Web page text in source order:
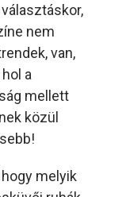
nem
van,
a
mellett
közül
melyik